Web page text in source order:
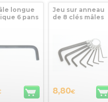
longue
6 pans
Jeu sur anneau
de 8 clés mâles
8,80€